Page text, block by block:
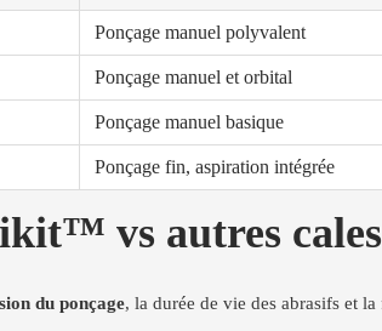
Ponçage manuel polyvalent
Ponçage manuel et orbital
Ponçage manuel basique
Ponçage fin, aspiration intégrée
vs autres cales
du ponçage, la durée de vie des abrasifs et